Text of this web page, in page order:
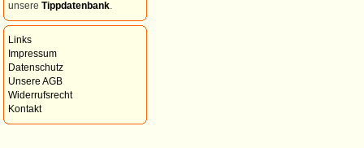
unsere Tippdatenbank
Links
Impressum
Datenschutz
Unsere AGB
Widerrufsrecht
Kontakt